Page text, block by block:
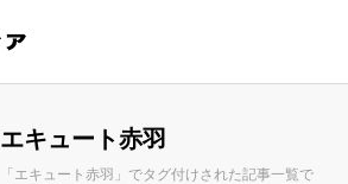
エキュート赤羽
「エキュート赤羽」でタグ付けされた記事一覧で